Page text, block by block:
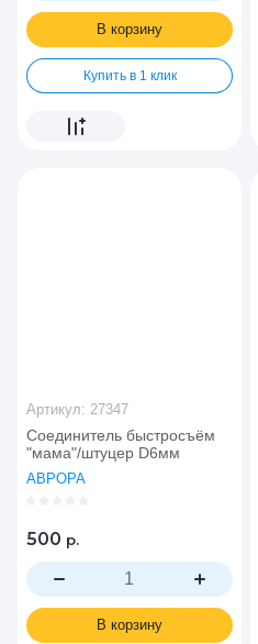
В корзину
Купить в 1 клик
Соединитель быстросъём
"мама"/штуцер D6мм
АВРОРА
Артикул: 27347
500 р.
В корзину